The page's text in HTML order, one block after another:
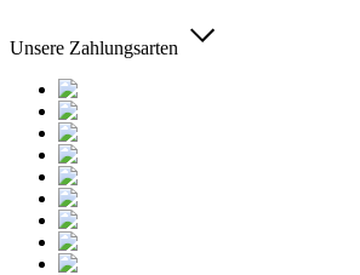
Unsere Zahlungsarten